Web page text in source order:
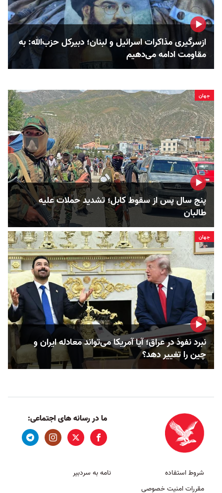
ازسرگیری مذاکرات اسرائیل و لبنان؛ دبیرکل حزب‌الله: به
مقاومت ادامه می‌دهیم
جهان
پنج سال پس از سقوط کابل؛ تشدید حملات علیه
طالبان
جهان
نبرد نفوذ در عراق؛ آیا آمریکا می‌تواند معادله ایران و
چین را تغییر دهد؟
ما در رسانه های اجتماعی:
شروط استفاده
مقررات امنیت خصوصی
نامه به سردبیر